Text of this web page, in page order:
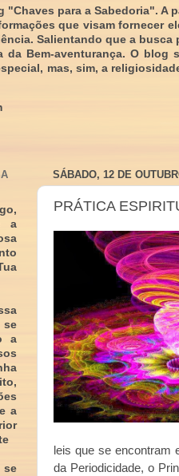
"Chaves para a Sabedoria". A
que visam fornecer
Salientando que a
da Bem-aventurança. O
mas, sim, a
SÁBADO, 12 DE
PRÁTICA
leis que se encontram
da Periodicidade, o
a
a
a